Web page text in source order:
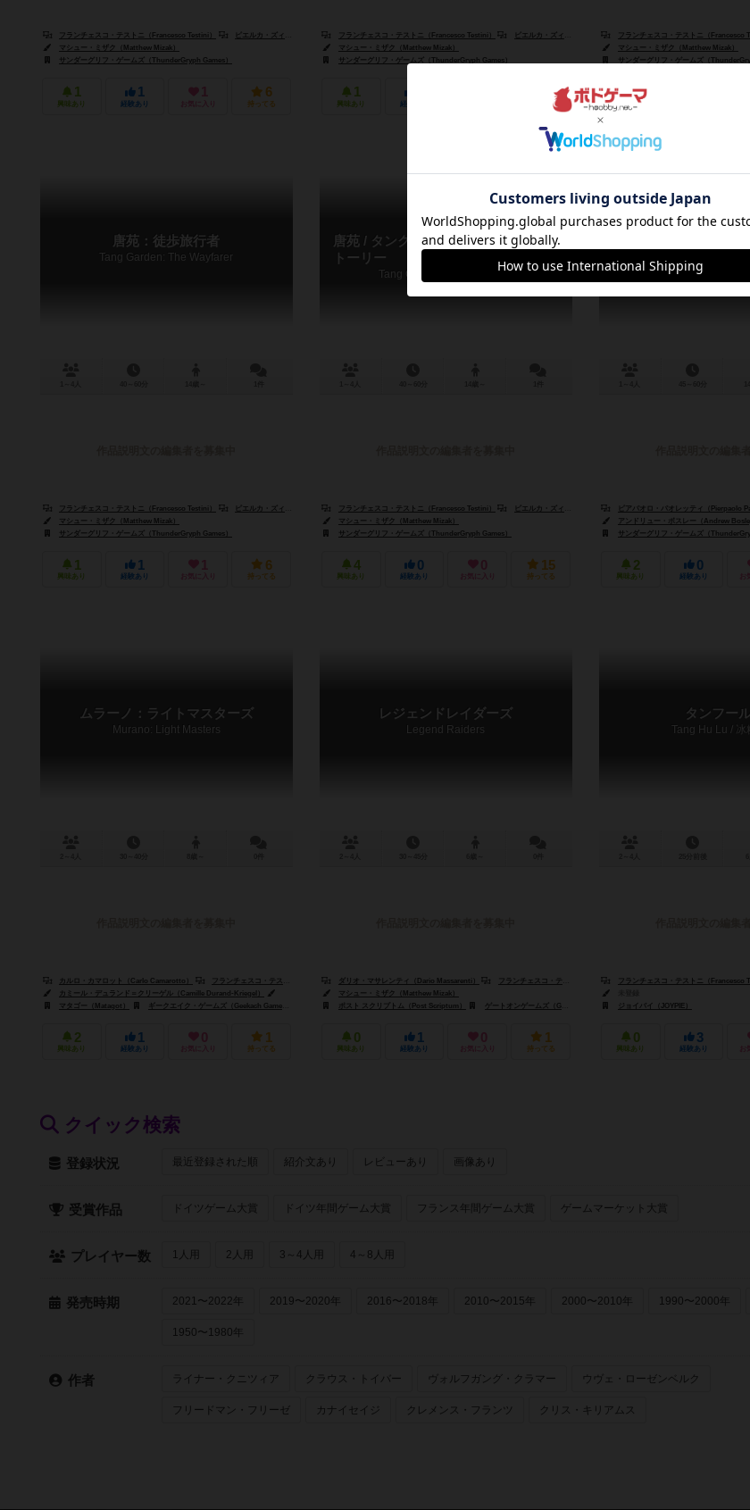
フランチェスコ・テストニ（Francesco Testini）
ピエルカ・ズィツィ（Pierluca Zizzi）
マシュー・ミザク（Matthew Mizak）
サンダーグリフ・ゲームズ（ThunderGryph Games）
1
興味あり
1
経験あり
1
お気に入り
6
持ってる
フランチェスコ・テストニ（Francesco Testini）
ピエルカ・ズィツィ（Pierluca Zizzi）
マシュー・ミザク（Matthew Mizak）
サンダーグリフ・ゲームズ（ThunderGryph Games）
1
興味あり 経験あり 持ってる
フランチェスコ・テストニ（Francesco
マシュー・ミザク（Matthew Mizak）
サンダーグリフ・ゲームズ（
1
興味あり
唐苑：徒歩旅行者
Tang Garden: The Wayfarer
フランチェスコ・テストニ（Francesco Testini）
ピエルカ・ズィツィ（Pierluca Zizzi）
マシュー・ミザク（Matthew Mizak）
サンダーグリフ・ゲームズ（ThunderGryph Games）
1
興味あり
1
経験あり
1
お気に入り
6
持ってる
唐苑 / タング・ガーデン：ゴーストス
トーリー
Tang Garden: Ghost Stories
フランチェスコ・テストニ（Francesco Testini）
ピエルカ・ズィツィ（Pierluca Zizzi）
マシュー・ミザク（Matthew Mizak）
サンダーグリフ・ゲームズ（ThunderGryph Games）
4
興味あり
0
経験あり
0
お気に入り
15
持ってる
唐苑 / タング・ガー
ズ
Tang Garden:
ピアパオロ・パオレッティ（Pierpaolo
アンドリュー・ボスレー（Andrew
サンダーグリフ・ゲームズ（
2
興味あり
0
経験あり お
ムラーノ：ライトマスターズ
Murano: Light Masters
カルロ・カマロット（Carlo Camarotto）
フランチェスコ・テストニ（Francesco Testini）
カミール・デュランド＝クリーゲル（Camille Durand-Kriegel）
サブリナ・トバル（Sabrina Tobal）
マタゴー（Matagot）
ギークエイク・ゲームズ（Geekach Games） ラウタペリト（Lautapelit.fi）
2
興味あり
1
経験あり
0
お気に入り
1
持ってる
レジェンドレイダーズ
Legend Raiders
ダリオ・マサレンティ（Dario Massarenti）
フランチェスコ・テストニ（Francesco Testini）
マシュー・ミザク（Matthew Mizak）
ポスト スクリプトム（Post Scriptum）
ゲートオンゲームズ（GateOnGames）
0
興味あり
1
経験あり
0
お気に入り
1
持ってる
タンフー
Tang Hu Lu / 冰
フランチェスコ・テストニ（Francesco
ジョイパイ（JOYPIE）
0
興味あり
3
経験あり お
クイック検索
登録状況 最近登録された順 紹介文あり レビューあり 画像あり
受賞作品 ドイツゲーム大賞 ドイツ年間ゲーム大賞 フランス年間ゲーム大賞 ゲームマーケット大賞
プレイヤー数 1人用 2人用 3～4人用 4～8人用
発売時期 2021〜2022年 2019〜2020年 2016〜2018年 2010〜2015年 2000〜2010年 1990〜2000年
1950〜1980年
作者 ライナー・クニツィア クラウス・トイバー ヴォルフガング・クラマー ウヴェ・ローゼンベルク
フリードマン・フリーゼ カナイセイジ クレメンス・フランツ クリス・キリアムス